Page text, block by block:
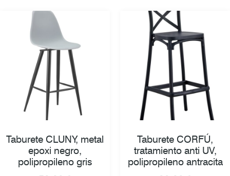
Taburete CLUNY, metal
epoxi negro,
polipropileno gris
Taburete CORFÚ,
tratamiento anti UV,
polipropileno antracita